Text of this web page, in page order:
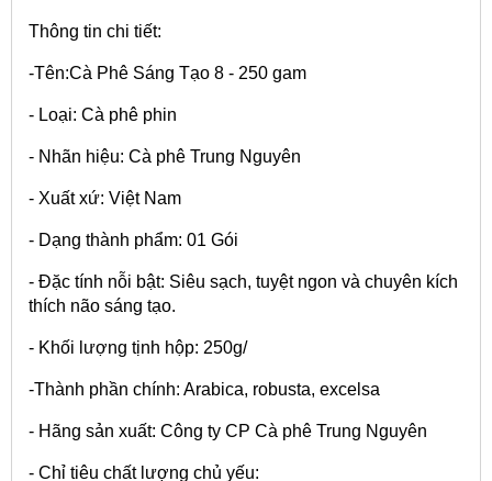
Thông tin chi tiết:
-Tên:Cà Phê Sáng Tạo 8 - 250 gam
- Loại: Cà phê phin
- Nhãn hiệu: Cà phê Trung Nguyên
- Xuất xứ: Việt Nam
- Dạng thành phẩm: 01 Gói
- Đặc tính nỗi bật: Siêu sạch, tuyệt ngon và chuyên kích
thích não sáng tạo.
- Khối lượng tịnh hộp: 250g/
-Thành phần chính: Arabica, robusta, excelsa
- Hãng sản xuất: Công ty CP Cà phê Trung Nguyên
- Chỉ tiêu chất lượng chủ yếu: